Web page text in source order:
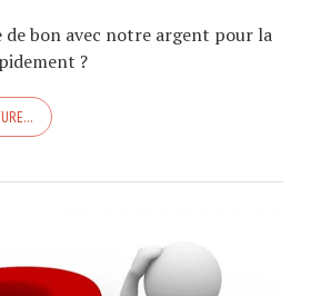
de bon avec notre argent pour la
?